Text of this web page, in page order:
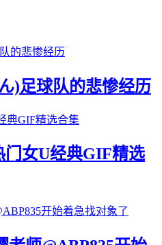
)足球队的悲惨经历
女U经典GIF精选